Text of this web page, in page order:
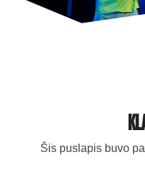
Šis puslapis buvo